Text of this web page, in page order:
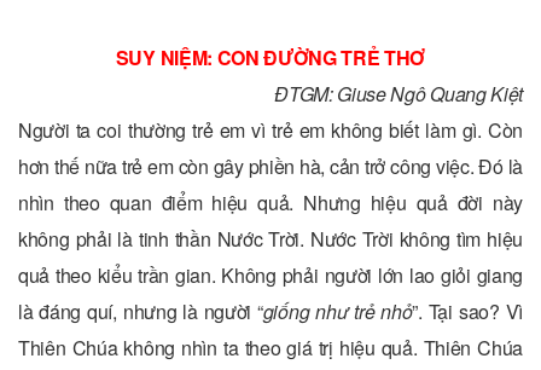
SUY NIỆM: CON ĐƯỜNG TRẺ THƠ
ĐTGM: Giuse Ngô Quang Kiệt
Người ta coi thường trẻ em vì trẻ em không biết làm gì. Còn
hơn thế nữa trẻ em còn gây phiền hà, cản trở công việc. Đó là
nhìn theo quan điểm hiệu quả. Nhưng hiệu quả đời này
không phải là tinh thần Nước Trời. Nước Trời không tìm hiệu
quả theo kiểu trần gian. Không phải người lớn lao giỏi giang
là đáng quí, nhưng là người “giống như trẻ nhỏ”. Tại sao? Vì
Thiên Chúa không nhìn ta theo giá trị hiệu quả. Thiên Chúa